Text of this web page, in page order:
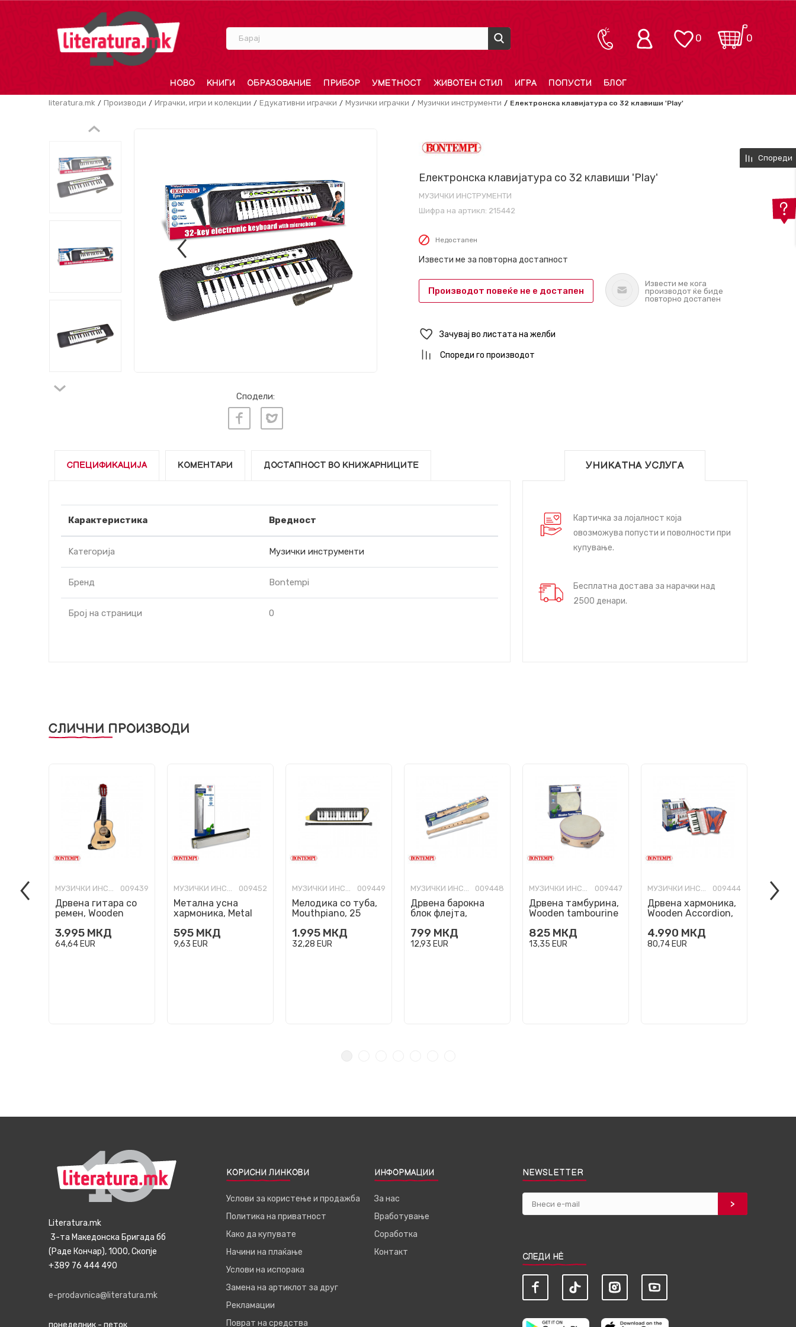
Барај 0
0
НОВО КНИГИ ОБРАЗОВАНИЕ ПРИБОР УМЕТНОСТ ЖИВОТЕН СТИЛ ИГРА ПОПУСТИ БЛОГ
literatura.mk Производи Играчки, игри и колекции Едукативни играчки Музички играчки Музички инструменти Електронска клавијатура со 32 клавиши 'Play'
Сподели:
Електронска клавијатура со 32 клавиши 'Play'
МУЗИЧКИ ИНСТРУМЕНТИ
Шифра на артикл: 215442
Недостапен
Извести ме за повторна достапност
Производот повеќе не е достапен
Извести ме кога
производот ќе биде
повторно достапен
Зачувај во листата на желби
Спореди го производот
СПЕЦИФИКАЦИЈА КОМЕНТАРИ ДОСТАПНОСТ ВО КНИЖАРНИЦИТЕ
Карактеристика Вредност
Kатегорија Музички инструменти
Бренд Bontempi
Број на страници 0
УНИКАТНА УСЛУГА
Картичка за лојалност која
овозможува попусти и поволности при
купување.
Бесплатна достава за нарачки над
2500 денари.
СЛИЧНИ ПРОИЗВОДИ
МУЗИЧКИ ИНСТРУМЕНТИ 009439
Дрвена гитара со
ремен, Wooden
3.995 МКД
64,64 EUR
МУЗИЧКИ ИНСТРУМЕНТИ 009452
Метална усна
хармоника, Metal
595 МКД
9,63 EUR
МУЗИЧКИ ИНСТРУМЕНТИ 009449
Мелодика со туба,
Mouthpiano, 25
1.995 МКД
32,28 EUR
МУЗИЧКИ ИНСТРУМЕНТИ 009448
Дрвена барокна
блок флејта,
Recorder, 28 ноти
799 МКД
12,93 EUR
МУЗИЧКИ ИНСТРУМЕНТИ 009447
Дрвена тамбурина,
Wooden tambourine
825 МКД
13,35 EUR
МУЗИЧКИ ИНСТРУМЕНТИ 009444
Дрвена хармоника,
Wooden Accordion,
4.990 МКД
80,74 EUR
Спореди
Literatura.mk
3-та Македонска Бригада бб
(Раде Кончар), 1000, Скопје
+389 76 444 490
e-prodavnica@literatura.mk
понеделник - петок
КОРИСНИ ЛИНКОВИ
Услови за користење и продажба
Политика на приватност
Како да купувате
Начини на плаќање
Услови на испорака
Замена на артиклот за друг
Рекламации
Поврат на средства
ИНФОРМАЦИИ
За нас
Вработување
Соработка
Контакт
NEWSLETTER
СЛЕДИ НЀ